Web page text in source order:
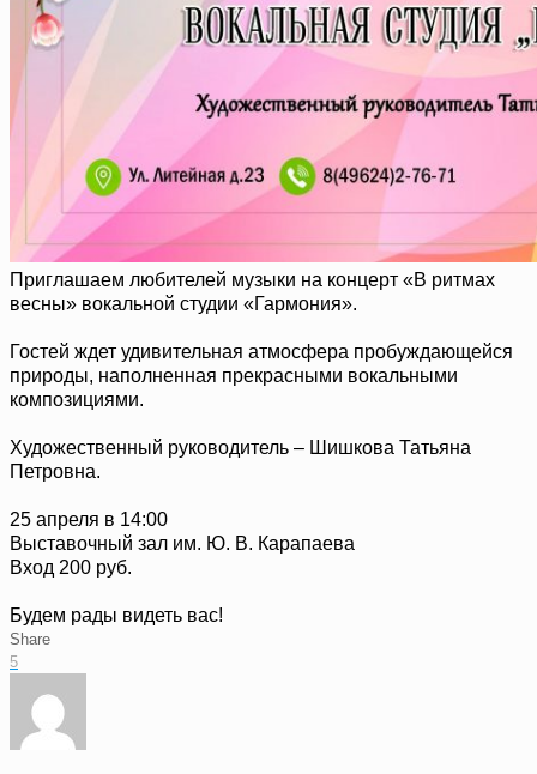
Приглашаем любителей музыки на концерт «В ритмах
весны» вокальной студии «Гармония».
Гостей ждет удивительная атмосфера пробуждающейся
природы, наполненная прекрасными вокальными
композициями.
Художественный руководитель – Шишкова Татьяна
Петровна.
25 апреля в 14:00
Выставочный зал им. Ю. В. Карапаева
Вход 200 руб.
Будем рады видеть вас!
Share
5